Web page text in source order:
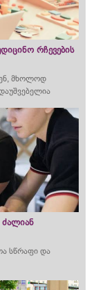
რჩევების
მხოლოდ
სწრაფი და